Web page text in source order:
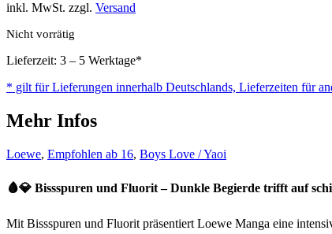
inkl. MwSt. zzgl. Versand
Nicht vorrätig
Lieferzeit: 3 – 5 Werktage*
* gilt für Lieferungen innerhalb Deutschlands, Lieferzeiten für
Mehr Infos
Loewe, Empfohlen ab 16, Boys Love / Yaoi
🩸💎 Bissspuren und Fluorit – Dunkle Begierde trifft auf
Mit Bissspuren und Fluorit präsentiert Loewe Manga eine